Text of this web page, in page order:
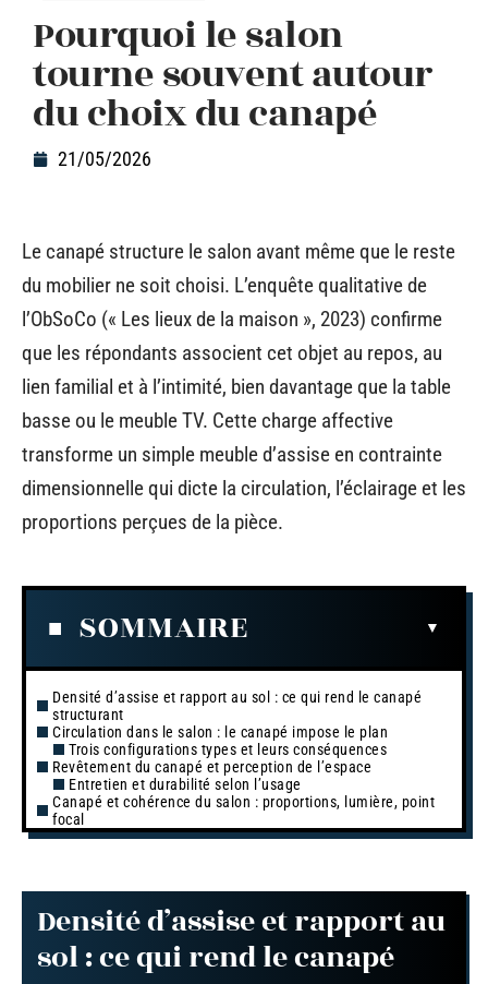
Pourquoi le salon
tourne souvent autour
du choix du canapé
21/05/2026
Le canapé structure le salon avant même que le reste
du mobilier ne soit choisi. L’enquête qualitative de
l’ObSoCo (« Les lieux de la maison », 2023) confirme
que les répondants associent cet objet au repos, au
lien familial et à l’intimité, bien davantage que la table
basse ou le meuble TV. Cette charge affective
transforme un simple meuble d’assise en contrainte
dimensionnelle qui dicte la circulation, l’éclairage et les
proportions perçues de la pièce.
SOMMAIRE
Densité d’assise et rapport au sol : ce qui rend le canapé
structurant
Circulation dans le salon : le canapé impose le plan
Trois configurations types et leurs conséquences
Revêtement du canapé et perception de l’espace
Entretien et durabilité selon l’usage
Canapé et cohérence du salon : proportions, lumière, point
focal
Densité d’assise et rapport au
sol : ce qui rend le canapé